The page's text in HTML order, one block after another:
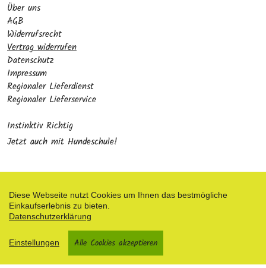
Über uns
AGB
Widerrufsrecht
Vertrag widerrufen
Datenschutz
Impressum
Regionaler Lieferdienst
Regionaler Lieferservice
Instinktiv Richtig
Jetzt auch mit Hundeschule!
Zahlungsarten
Shop erstellt mit VersaCommerce. Besuche uns auch auf lieber-lokal.de
Diese Webseite nutzt Cookies um Ihnen das bestmögliche
Einkaufserlebnis zu bieten.
Datenschutzerklärung
Einstellungen Alle Cookies akzeptieren